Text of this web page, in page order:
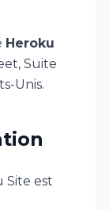
Heroku
Suite
Unis.
Site est